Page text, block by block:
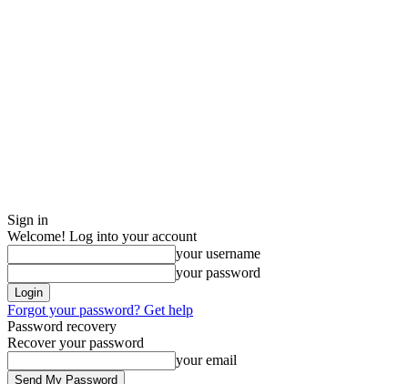
Sign in
Welcome! Log into your account
your username
your password
Forgot your password? Get help
Password recovery
Recover your password
your email